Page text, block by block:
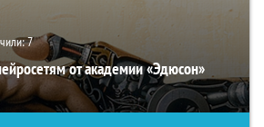
7
от академии «Эдюсон»